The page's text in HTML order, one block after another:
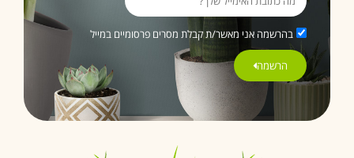
בהרשמה אני מאשר/ת קבלת מסרים פרסומיים במייל
הרשמה